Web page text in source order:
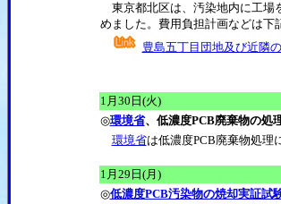
東京都北区は、汚染地内に工場
めました。費用負担計画などは下
豊島五丁目団地及び近隣
1月30日(火)
◎環境省、低濃度PCB廃棄物の処
環境省は低濃度PCB廃棄物処理
1月29日(月)
◎低濃度PCB汚染物の焼却実証試